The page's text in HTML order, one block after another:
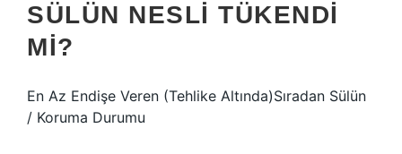
SÜLÜN NESLI TÜKENDI
MI?
En Az Endişe Veren (Tehlike Altında)Sıradan Sülün
/ Koruma Durumu